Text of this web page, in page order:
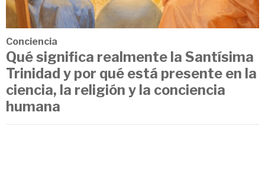
Conciencia
Qué significa realmente la Santísima
Trinidad y por qué está presente en la
ciencia, la religión y la conciencia
humana